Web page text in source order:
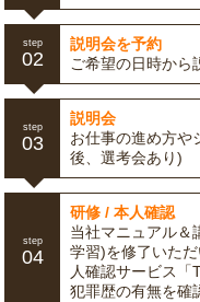
step
02
説明会を予約
ご希望の日時から
step
03
説明会
お仕事の進め方や
後、選考会あり)
step
04
研修 / 本人確認
当社マニュアル＆
学習)を修了いた
人確認サービス
犯罪歴の有無を確